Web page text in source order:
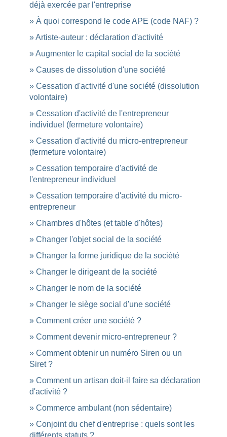
déjà exercée par l'entreprise
À quoi correspond le code APE (code NAF) ?
Artiste-auteur : déclaration d'activité
Augmenter le capital social de la société
Causes de dissolution d'une société
Cessation d'activité d'une société (dissolution
volontaire)
Cessation d'activité de l'entrepreneur
individuel (fermeture volontaire)
Cessation d'activité du micro-entrepreneur
(fermeture volontaire)
Cessation temporaire d'activité de
l'entrepreneur individuel
Cessation temporaire d'activité du micro-
entrepreneur
Chambres d'hôtes (et table d'hôtes)
Changer l'objet social de la société
Changer la forme juridique de la société
Changer le dirigeant de la société
Changer le nom de la société
Changer le siège social d'une société
Comment créer une société ?
Comment devenir micro-entrepreneur ?
Comment obtenir un numéro Siren ou un
Siret ?
Comment un artisan doit-il faire sa déclaration
d'activité ?
Commerce ambulant (non sédentaire)
Conjoint du chef d'entreprise : quels sont les